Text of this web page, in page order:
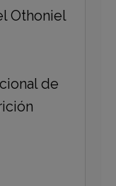
Othoniel
de